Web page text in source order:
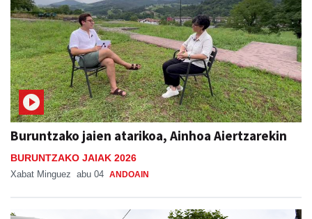
Buruntzako jaien atarikoa, Ainhoa Aiertzarekin
BURUNTZAKO JAIAK 2026
Xabat Minguez abu 04 ANDOAIN